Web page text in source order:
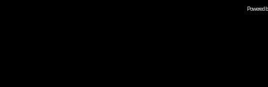
Powered